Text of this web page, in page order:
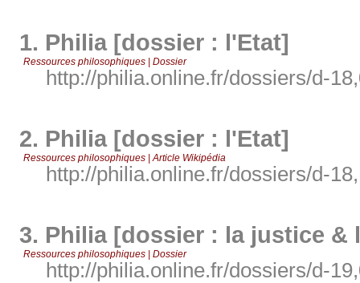
1. Philia [dossier : l'Etat]
Ressources philosophiques | Dossier
http://philia.online.fr/dossiers/d-
2. Philia [dossier : l'Etat]
Ressources philosophiques | Article Wikipédia
http://philia.online.fr/dossiers/d-
3. Philia [dossier : la justice &
Ressources philosophiques | Dossier
http://philia.online.fr/dossiers/d-